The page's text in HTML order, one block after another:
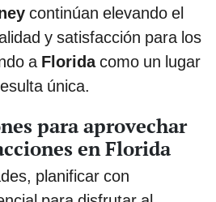
continúan elevando el
y satisfacción para los
a Floridacomo un lugar
única.
para aprovechar
en Florida
planificar con